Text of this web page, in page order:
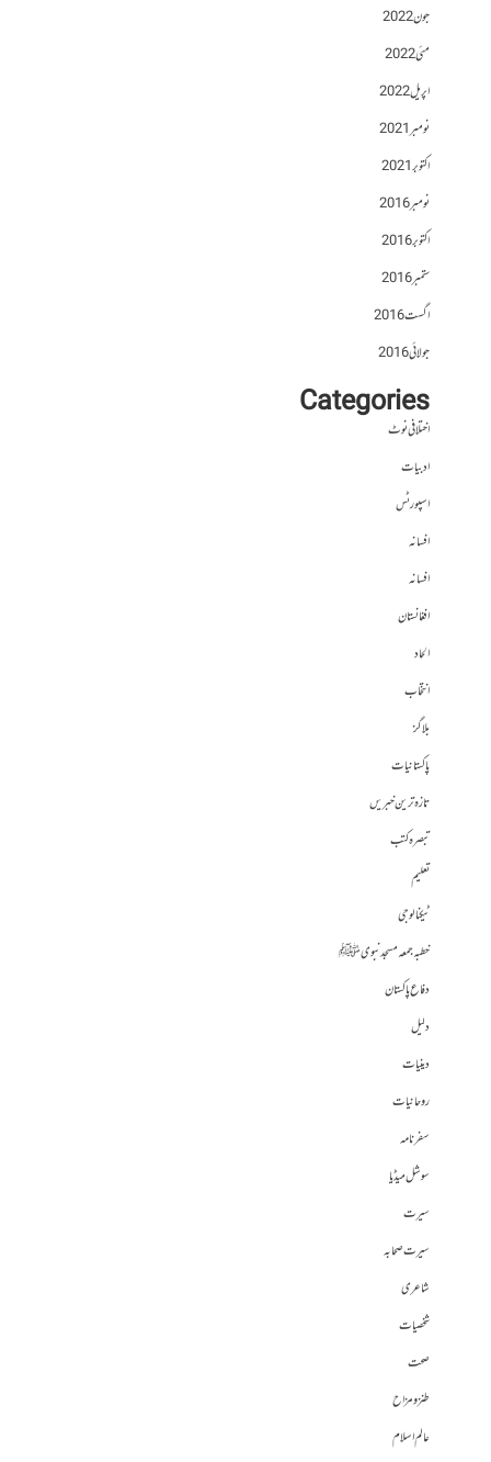
جون 2022
مئی 2022
اپریل 2022
نومبر 2021
اکتوبر 2021
نومبر 2016
اکتوبر 2016
ستمبر 2016
اگست 2016
جولائی 2016
Categories
اختلافی نوٹ
ادبیات
اسپورٹس
افسانہ
افسانہ
افغانستان
الحاد
انتخاب
بلاگز
پاکستانیات
تازہ ترین خبریں
تبصرہ کتب
تعلیم
ٹیکنالوجی
خطبہ جمعہ مسجد نبوی ﷺ
دفاع پاکستان
دلیل
دینیات
روحانیات
سفرنامہ
سوشل میڈیا
سیرت
سیرت صحابہ
شاعری
شخصیات
صحت
طنز و مزاح
عالم اسلام